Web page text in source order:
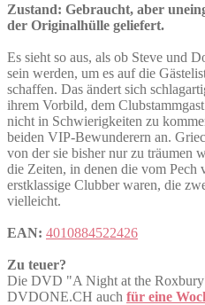
Zustand: Gebraucht, aber
der Originalhülle geliefert.
Es sieht so aus, als ob Steve und
sein werden, um es auf die
schaffen. Das ändert sich
ihrem Vorbild, dem
nicht in Schwierigkeiten zu
beiden VIP-Bewunderern an.
von der sie bisher nur zu träumen
die Zeiten, in denen die vom
erstklassige Clubber waren, die
vielleicht.
EAN: 4010884522426
Zu teuer?
Die DVD "A Night at the
DVDONE.CH auch für eine